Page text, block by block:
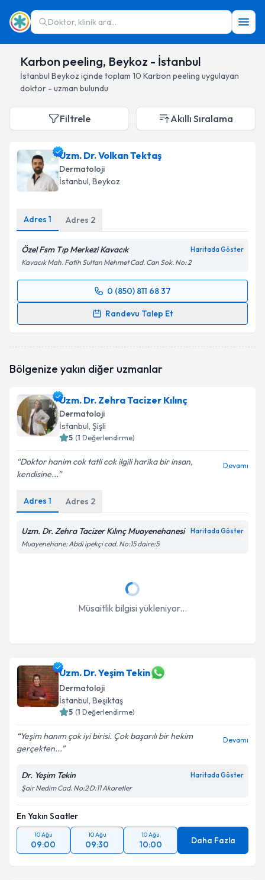
Doktor, klinik ara...
Karbon peeling, Beykoz - İstanbul
İstanbul Beykoz içinde toplam 10 Karbon peeling uygulayan
doktor - uzman bulundu
Filtrele Akıllı Sıralama
Uzm. Dr. Volkan Tektaş
Dermatoloji
İstanbul, Beykoz
Adres 1 Adres 2
Özel Fsm Tıp Merkezi Kavacık Haritada Göster
Kavacık Mah. Fatih Sultan Mehmet Cad. Can Sok. No: 2
0 (850) 811 68 37
Randevu Talep Et
Randevu Takvimi Talebi
oluşturun. Size bu uzmandan randevu almanız için bir
Kişisel verilerimin işlenmesine ilişkin
Metni'ni okudum ve kişisel verilerimin belirtilen
kapsamda işlenmesini kabul ediyorum.
Takvim Talebini Gönder
Bölgenize yakın diğer uzmanlar
Uzm. Dr. Zehra Tacizer Kılınç
Dermatoloji
İstanbul, Şişli
5 (1 Değerlendirme)
Doktor hanim cok tatli cok ilgili harika bir insan,
kendisine...
Devamı
Adres 1 Adres 2
Uzm. Dr. Zehra Tacizer Kılınç Muayenehanesi Haritada Göster
Muayenehane: Abdi ipekçi cad. No:15 daire:5
Müsaitlik bilgisi yükleniyor...
Uzm. Dr. Yeşim Tekin
Dermatoloji
İstanbul, Beşiktaş
5 (1 Değerlendirme)
Yeşim hanım çok iyi birisi. Çok başarılı bir hekim
gerçekten...
Devamı
Dr. Yeşim Tekin Haritada Göster
Şair Nedim Cad. No:2 D:11 Akaretler
En Yakın Saatler
10 Ağu
09:00
10 Ağu
09:30
10 Ağu
10:00 Daha Fazla